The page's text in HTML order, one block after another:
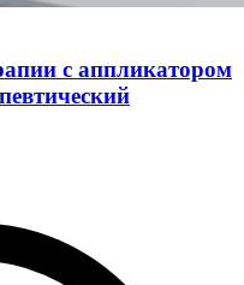
с аппликатором